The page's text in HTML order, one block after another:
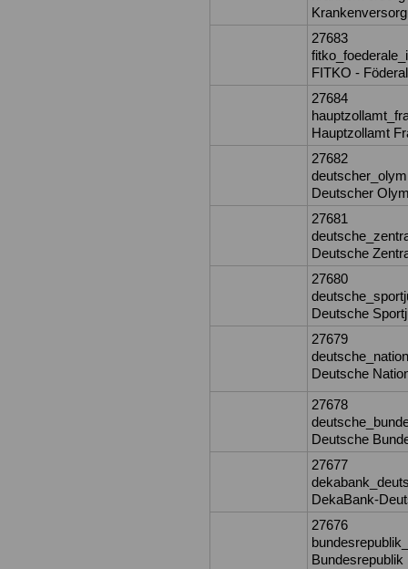
27683
FITKO -
27684
Hauptzollamt
27682
Deutscher
27681
Deutsche
27680
Deutsche
27679
Deutsche
27678
Deutsche
27677
DekaBank-
27676